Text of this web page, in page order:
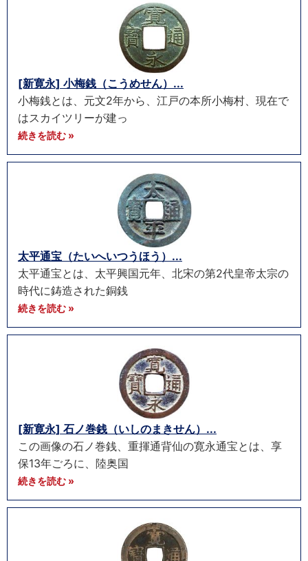
[新寛永] 小梅銭（こうめせん）...
小梅銭とは、元文2年から、江戸の本所小梅村、現在で
はスカイツリーが建っ
続きを読む »
太平通宝（たいへいつうほう）...
太平通宝とは、太平興国元年、北宋の第2代皇帝太宗の
時代に鋳造された銅銭
続きを読む »
[新寛永] 石ノ巻銭（いしのまきせん）...
この画像の石ノ巻銭、重揮通背仙の寛永通宝とは、享
保13年ごろに、陸奥国
続きを読む »